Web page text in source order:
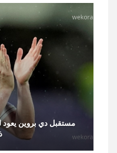
مستقبل دي بروين